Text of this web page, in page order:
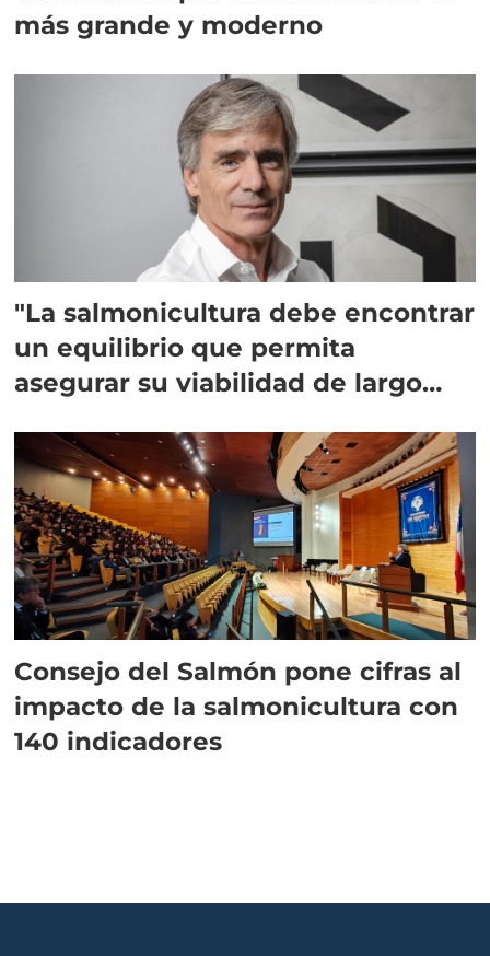
más grande y moderno
"La salmonicultura debe encontrar
un equilibrio que permita
asegurar su viabilidad de largo
Consejo del Salmón pone cifras al
impacto de la salmonicultura con
140 indicadores